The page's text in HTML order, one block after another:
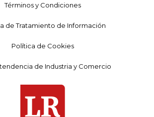
Términos y Condiciones
de Tratamiento de Información
Política de Cookies
de Industria y Comercio